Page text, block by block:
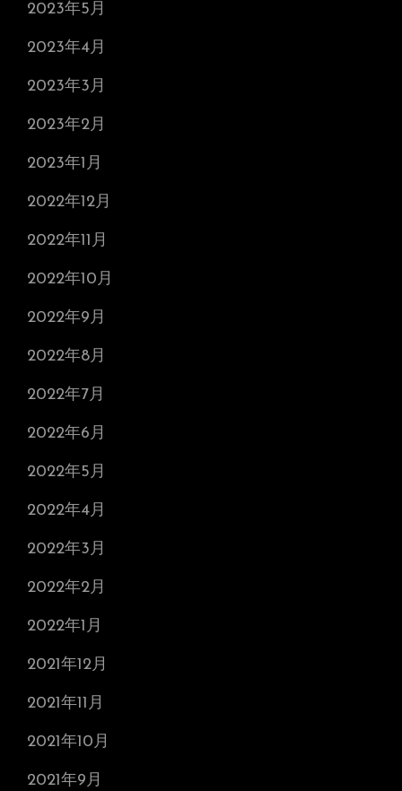
2023年5月
2023年4月
2023年3月
2023年2月
2023年1月
2022年12月
2022年11月
2022年10月
2022年9月
2022年8月
2022年7月
2022年6月
2022年5月
2022年4月
2022年3月
2022年2月
2022年1月
2021年12月
2021年11月
2021年10月
2021年9月